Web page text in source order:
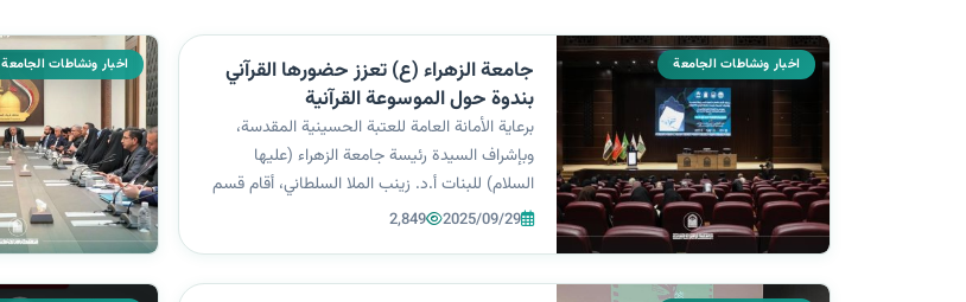
اخبار ونشاطات الجامعة
جامعة الزهراء (ع) تعزز حضورها القرآني
بندوة حول الموسوعة القرآنية
برعاية الأمانة العامة للعتبة الحسينية المقدسة،
وبإشراف السيدة رئيسة جامعة الزهراء (عليها
السلام) للبنات أ.د. زينب الملا السلطاني، أقام قسم
الأنشطة الطلابية بالتعاون مع دار القرآن الكريم التابع
2025/09/29
2,849
اخبار ونشاطات الجامعة